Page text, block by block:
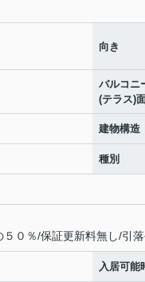
向き
バルコニ
(テラス)
建物構造
種別
０％/保証更新料無し/引
入居可能